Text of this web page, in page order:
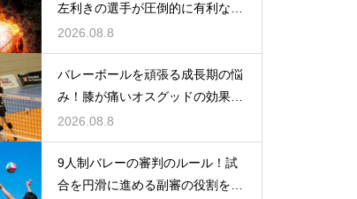
左利きの選手が圧倒的に有利な場
所とは
2026.08.8
バレーボールを頑張る成長期の悩
み！膝が痛いオスグッドの効果的
な対策
2026.08.8
9人制バレーの審判のルール！試
合を円滑に進める副審の役割を解